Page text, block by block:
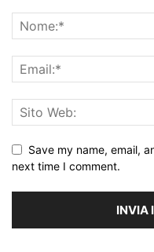
Save my name, email,
next time I comment.